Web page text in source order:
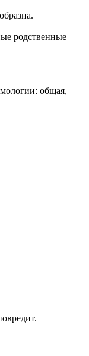
родственные
общая,